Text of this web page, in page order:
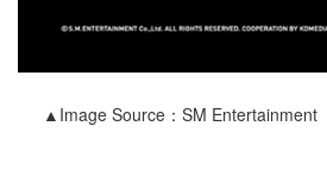
▲Image Source：SM Entertainment